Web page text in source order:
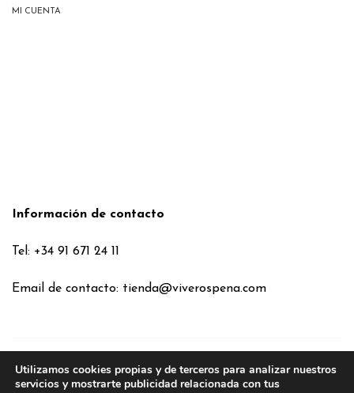
MI CUENTA
Información de contacto
Tel: +34 91 671 24 11
Email de contacto: tienda@viverospena.com
Condiciones generales
Utilizamos cookies propias y de terceros para analizar nuestros
servicios y mostrarte publicidad relacionada con tus